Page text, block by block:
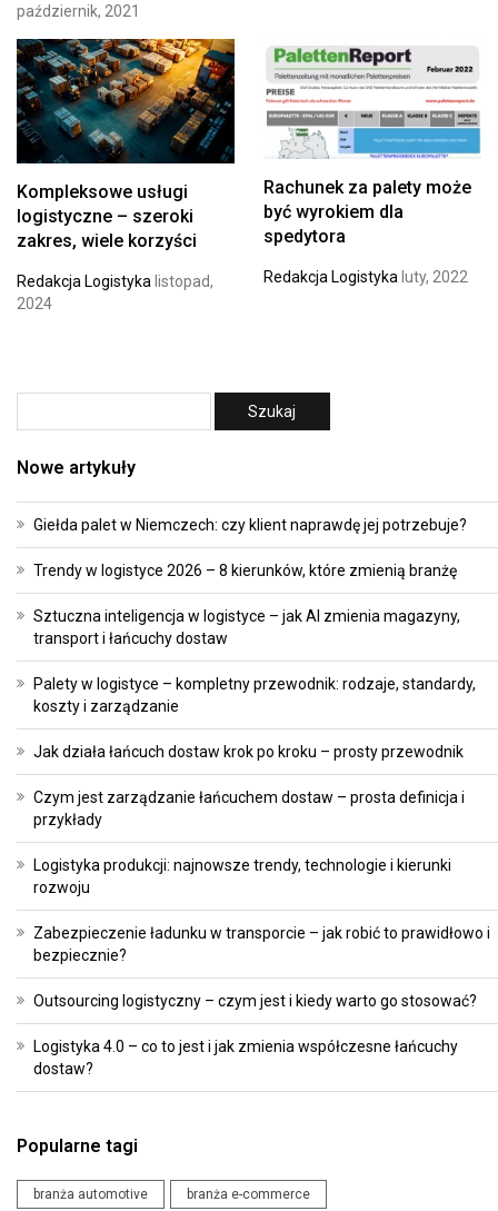
październik, 2021
Kompleksowe usługi
logistyczne – szeroki
zakres, wiele korzyści
Redakcja Logistyka listopad,
2024
Rachunek za palety może
być wyrokiem dla
spedytora
Redakcja Logistyka luty, 2022
Nowe artykuły
Giełda palet w Niemczech: czy klient naprawdę jej potrzebuje?
Trendy w logistyce 2026 – 8 kierunków, które zmienią branżę
Sztuczna inteligencja w logistyce – jak AI zmienia magazyny,
transport i łańcuchy dostaw
Palety w logistyce – kompletny przewodnik: rodzaje, standardy,
koszty i zarządzanie
Jak działa łańcuch dostaw krok po kroku – prosty przewodnik
Czym jest zarządzanie łańcuchem dostaw – prosta definicja i
przykłady
Logistyka produkcji: najnowsze trendy, technologie i kierunki
rozwoju
Zabezpieczenie ładunku w transporcie – jak robić to prawidłowo i
bezpiecznie?
Outsourcing logistyczny – czym jest i kiedy warto go stosować?
Logistyka 4.0 – co to jest i jak zmienia współczesne łańcuchy
dostaw?
Popularne tagi
branża automotive branża e-commerce